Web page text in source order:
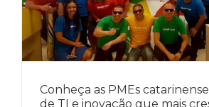
Conheça as PMEs
de TI e inovação que mais